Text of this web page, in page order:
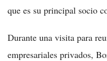
que es su principal socio
Durante una visita para
empresariales privados,